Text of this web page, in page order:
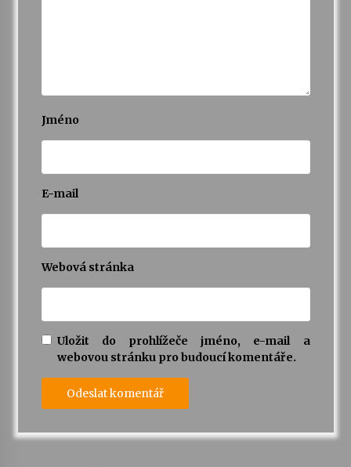
Jméno
E-mail
Webová stránka
Uložit do prohlížeče jméno, e-mail a
webovou stránku pro budoucí komentáře.